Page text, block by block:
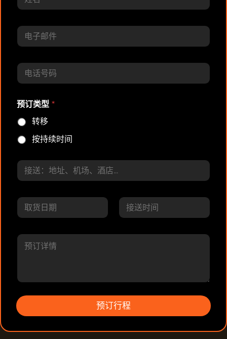
电
邮
*电
预订类型 *
转移
按持续时间
从
日
/
间
预
预订行程